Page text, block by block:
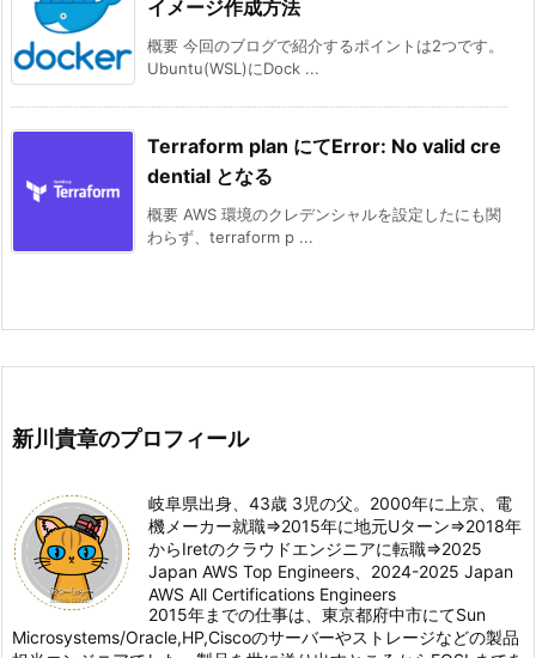
イメージ作成方法
概要 今回のブログで紹介するポイントは2つです。
Ubuntu(WSL)にDock ...
Terraform plan にてError: No valid cre
dential となる
概要 AWS 環境のクレデンシャルを設定したにも関
わらず、terraform p ...
新川貴章のプロフィール
岐阜県出身、43歳 3児の父。2000年に上京、電
機メーカー就職⇒2015年に地元Uターン⇒2018年
からIretのクラウドエンジニアに転職⇒2025
Japan AWS Top Engineers、2024-2025 Japan
AWS All Certifications Engineers
2015年までの仕事は、東京都府中市にてSun
Microsystems/Oracle,HP,Ciscoのサーバーやストレージなどの製品